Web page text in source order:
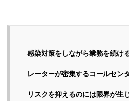
感染対策をしながら業務を続け
レーターが密集するコールセン
リスクを抑えるのには限界が生じ